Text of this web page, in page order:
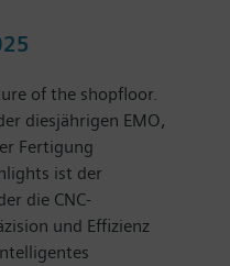
of the shopfloor.
diesjährigen EMO,
Fertigung
ist der
die CNC-
und Effizienz